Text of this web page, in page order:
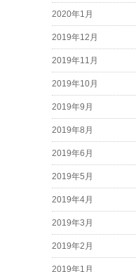
2020年1月
2019年12月
2019年11月
2019年10月
2019年9月
2019年8月
2019年6月
2019年5月
2019年4月
2019年3月
2019年2月
2019年1月